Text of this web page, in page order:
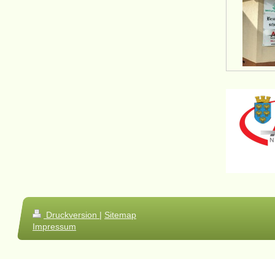
Druckversion | Sitemap
Impressum